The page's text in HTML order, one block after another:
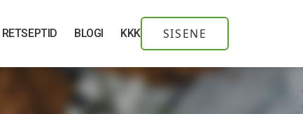
RETSEPTID BLOGI KKK SISENE